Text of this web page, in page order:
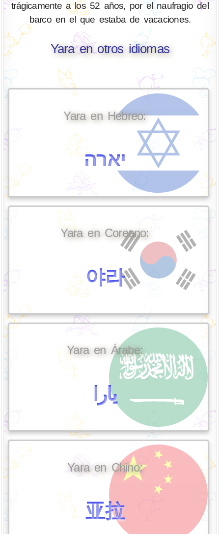
trágicamente a los 52 años, por el naufragio del
barco en el que estaba de vacaciones.
Yara en otros idiomas
Yara en Hebreo:
יארה
Yara en Coreano:
야라
Yara en Árabe:
يارا
Yara en Chino:
亚拉